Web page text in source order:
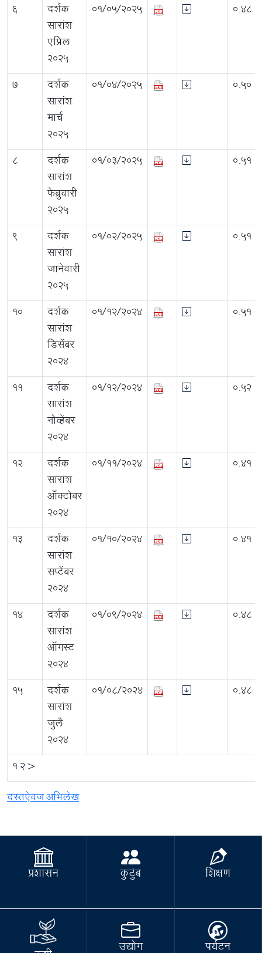
12>
6
दर्शक
सारांश
एप्रिल
2025
01/05/2025 0.48
7
दर्शक
सारांश
मार्च
2025
01/04/2025 0.50
8
दर्शक
सारांश
फेब्रुवारी
2025
01/03/2025 0.51
9
दर्शक
सारांश
जानेवारी
2025
01/02/2025 0.51
10
दर्शक
सारांश
डिसेंबर
2024
01/12/2024 0.51
11
दर्शक
सारांश
नोव्हेंबर
2024
01/12/2024 0.52
12
दर्शक
सारांश
ऑक्टोबर
2024
01/11/2024 0.41
13
दर्शक
सारांश
सप्टेंबर
2024
01/10/2024 0.41
14
दर्शक
सारांश
ऑगस्ट
2024
01/09/2024 0.48
15
दर्शक
सारांश
जुलै
2024
01/08/2024 0.48
दस्तऐवज अभिलेख
प्रशासन कुटुंब शिक्षण
उद्योग पर्यटन